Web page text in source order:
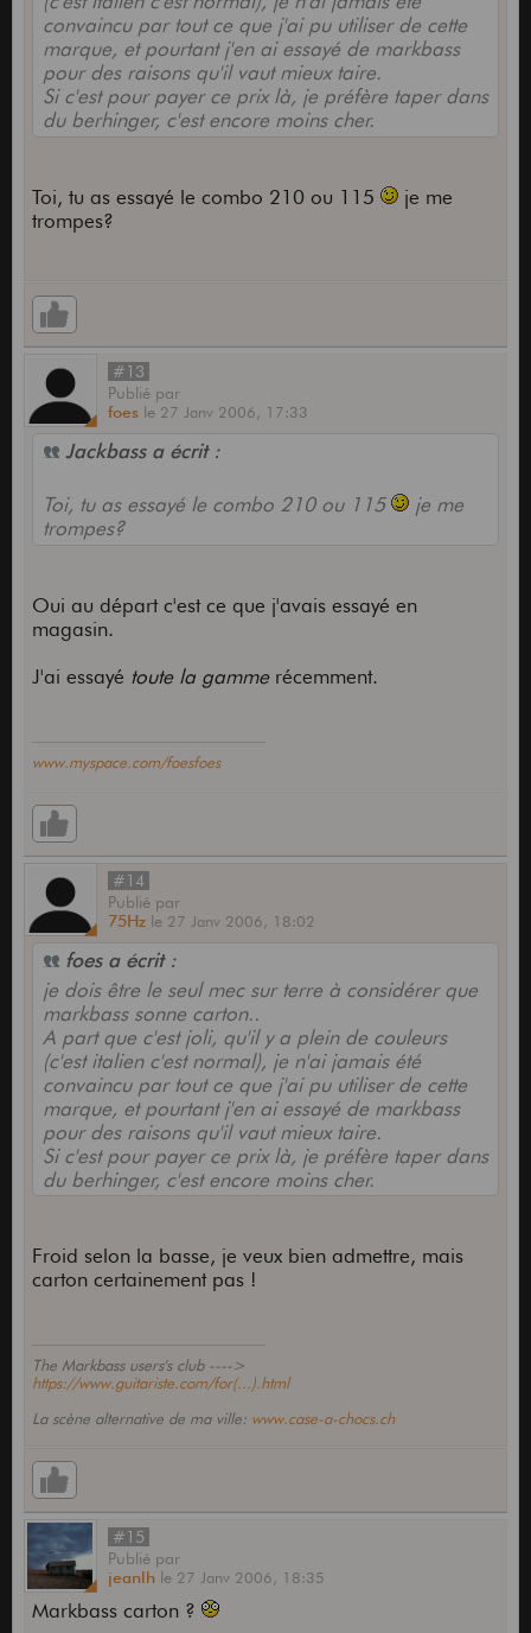
convaincu par tout ce que j'ai pu utiliser de cette
marque, et pourtant j'en ai essayé de markbass
pour des raisons qu'il vaut mieux taire.
Si c'est pour payer ce prix là, je préfère taper dans
du berhinger, c'est encore moins cher.
Toi, tu as essayé le combo 210 ou 115
je me
trompes?
#13
Publié par
foes le 27 Janv 2006, 17:33
Jackbass a écrit :
Toi, tu as essayé le combo 210 ou 115
je me
trompes?
Oui au départ c'est ce que j'avais essayé en
magasin.
J'ai essayé toute la gammerécemment.
www.myspace.com/foesfoes
#14
Publié par
75Hz le 27 Janv 2006, 18:02
foes a écrit :
je dois être le seul mec sur terre à considérer que
markbass sonne carton..
A part que c'est joli, qu'il y a plein de couleurs
(c'est italien c'est normal), je n'ai jamais été
convaincu par tout ce que j'ai pu utiliser de cette
marque, et pourtant j'en ai essayé de markbass
pour des raisons qu'il vaut mieux taire.
Si c'est pour payer ce prix là, je préfère taper dans
du berhinger, c'est encore moins cher.
Froid selon la basse, je veux bien admettre, mais
carton certainement pas !
The Markbass users's club ---->
https://www.guitariste.com/for(...).html
La scène alternative de ma ville: www.case-a-chocs.ch
#15
Publié par
jeanlh le 27 Janv 2006, 18:35
Markbass carton ?